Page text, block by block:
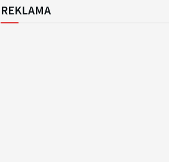
REKLAMA